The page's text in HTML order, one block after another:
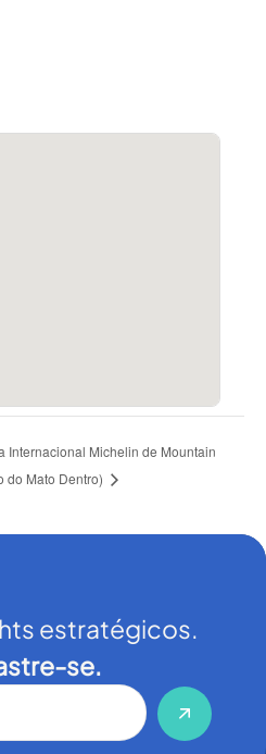
Internacional Michelin de Mountain
do Mato Dentro)
estratégicos.
se.